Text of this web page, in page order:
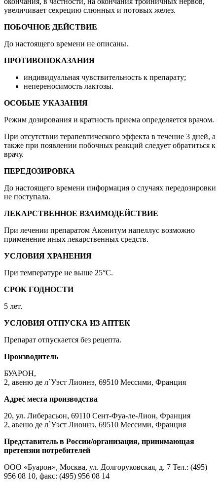
увеличивает секрецию слюнных и потовых желез.
ПОБОЧНОЕ ДЕЙСТВИЕ
До настоящего времени не описаны.
ПРОТИВОПОКАЗАНИЯ
индивидуальная чувствительность к препарату;
непереносимость лактозы.
ОСОБЫЕ УКАЗАНИЯ
Режим дозирования и кратность приема определяется врачом.
При отсутствии терапевтического эффекта в течение 3 дней, а
также при появлении побочных реакций следует обратиться к
врачу.
ПЕРЕДОЗИРОВКА
До настоящего времени информация о случаях передозировки
не поступала.
ЛЕКАРСТВЕННОЕ ВЗАИМОДЕЙСТВИЕ
При лечении препаратом Аконитум напеллус возможно
применение иных лекарственных средств.
УСЛОВИЯ ХРАНЕНИЯ
При температуре не выше 25°C.
СРОК ГОДНОСТИ
5 лет.
УСЛОВИЯ ОТПУСКА ИЗ АПТЕК
Препарат отпускается без рецепта.
Производитель
БУАРОН,
2, авеню де л`Уэст Лионнэ, 69510 Мессими, Франция
Адрес места производства
20, ул. Либерасьон, 69110 Сент-Фуа-ле-Лион, Франция
2, авеню де л`Уэст Лионнэ, 69510 Мессими, Франция
Представитель в России/организация, принимающая
претензии потребителей
ООО «Буарон», Москва, ул. Долгоруковская, д. 7 Тел.: (495)
956 08 10, факс: (495) 956 08 14